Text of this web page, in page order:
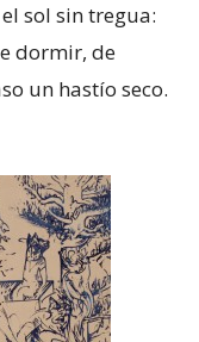
sol sin tregua:
dormir, de
un hastío seco.